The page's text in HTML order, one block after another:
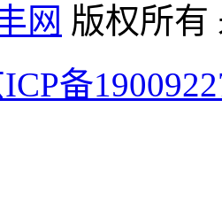
网 版权所有
备